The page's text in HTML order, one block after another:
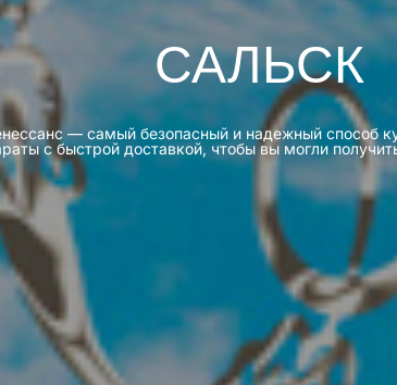
САЛЬСК
— самый безопасный и надежный способ
с быстрой доставкой, чтобы вы могли